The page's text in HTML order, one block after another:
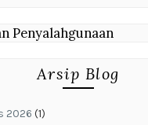
Penyalahgunaan
Arsip Blog
2026 (1)